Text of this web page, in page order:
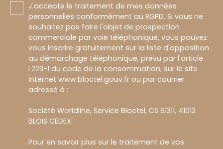
J'accepte le traitement de mes données
personnelles conformément au RGPD. Si vous ne
souhaitez pas faire l'objet de prospection
commerciale par voie téléphonique, vous pouvez
vous inscrire gratuitement sur la liste d'opposition
au démarchage téléphonique, prévu par l'article
L223-1 du code de la consommation, sur le site
Internet www.bloctel.gouv.fr ou par courrier
adressé à :
Société Worldline, Service Bloctel, CS 61311, 41013
BLOIS CEDEX.
Pour en savoir plus sur le traitement de vos